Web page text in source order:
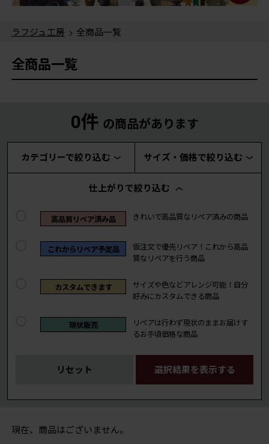
ラフジュ工房 > 全商品一覧
全商品一覧
0件 の商品があります
カテゴリーで絞り込む サイズ・価格で絞り込む
仕上がりで絞り込む
高品質リペア済み品 きれいで高品質なリペア済みの商品
これからリペア予定品
仮注文で優先リペア！これから高品
質なリペアを行う商品
カスタムできます
サイズや色などアレンジ可能！自分
好みにカスタムできる商品
現状販売
リペアは行わず現状のままお届けす
るお手頃価格な商品
リセット 選択結果を表示する
現在、商品はございません。